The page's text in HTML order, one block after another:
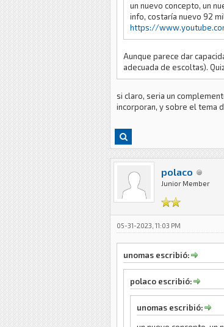
un nuevo concepto, un
info, costaría nuevo 92
https://
Aunque parece dar
adecuada de escoltas).
si claro, seria un
incorporan, y sobre el tema
polaco
Junior Member
05-31-2023, 11:03 PM
unomas escribió:
polaco escribió:
unomas escribió: